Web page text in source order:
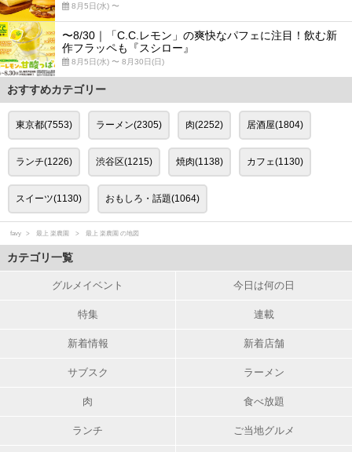
8月5日(水) 〜
〜8/30｜「C.C.レモン」の爽快なパフェに注目！飲む新
作フラッペも『スシロー』
8月5日(水) 〜 8月30日(日)
おすすめカテゴリー
東京都(7553) ラーメン(2305) 肉(2252) 居酒屋(1804)
ランチ(1226) 渋谷区(1215) 焼肉(1138) カフェ(1130)
スイーツ(1130) おもしろ・話題(1064)
favy 最上 楽農園 最上 楽農園 の地図
カテゴリ一覧
グルメイベント 今日は何の日
特集 連載
新着情報 新着店舗
サブスク ラーメン
肉 食べ放題
ランチ ご当地グルメ